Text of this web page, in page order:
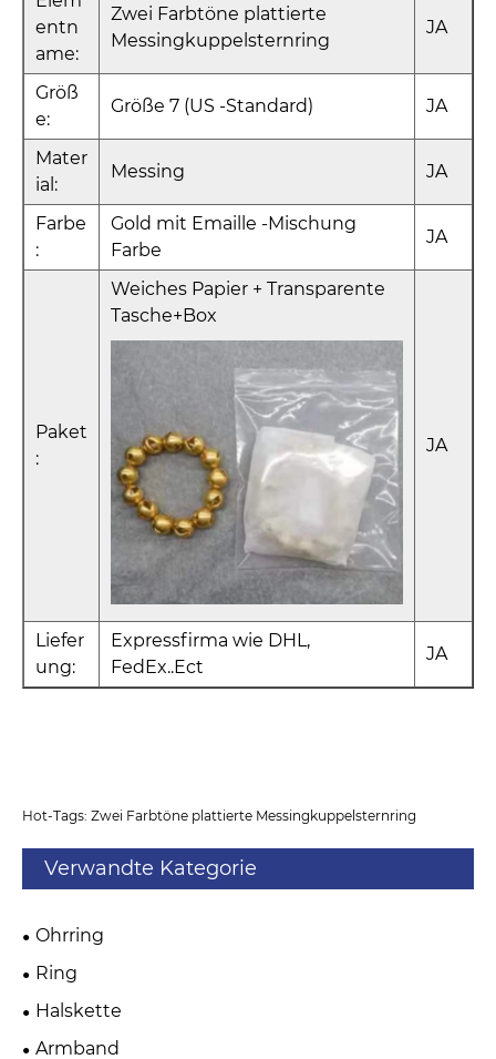
entn
ame:
Zwei Farbtöne plattierte
Messingkuppelsternring
JA
Größ
e:
Größe 7 (US -Standard) JA
Mater
ial:
Messing JA
Farbe
:
Gold mit Emaille -Mischung
Farbe
JA
Paket
:
Weiches Papier + Transparente
Tasche+Box
JA
Liefer
ung:
Expressfirma wie DHL,
FedEx..Ect
JA
Hot-Tags: Zwei Farbtöne plattierte Messingkuppelsternring
Verwandte Kategorie
Ohrring
Ring
Halskette
Armband